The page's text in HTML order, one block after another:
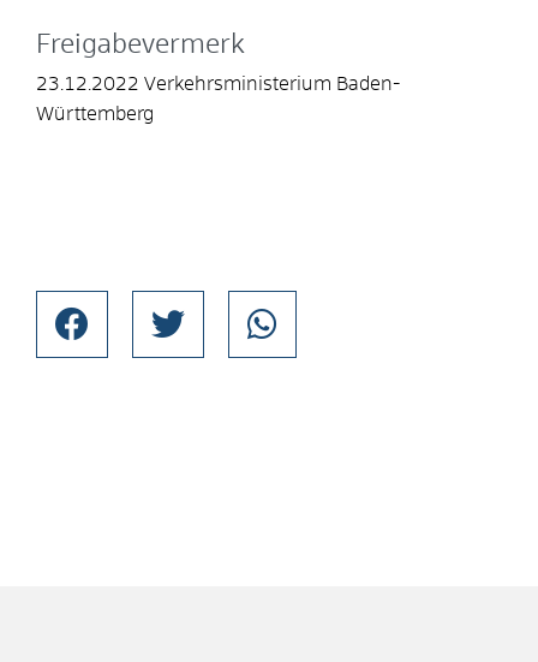
Freigabevermerk
23.12.2022 Verkehrsministerium Baden-
Württemberg